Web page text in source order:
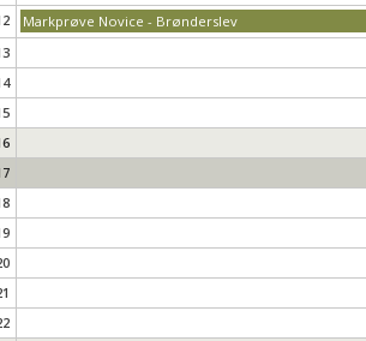
Markprøve Novice - Brønderslev